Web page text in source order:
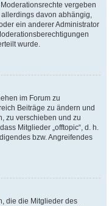
vergeben
davon abhängig,
ein anderer Administrator
wurde.
im Forum zu
Beiträge zu ändern und
zu verschieben und zu
Mitglieder „offtopic“, d. h.
bzw. Angreifendes
die die Mitglieder des